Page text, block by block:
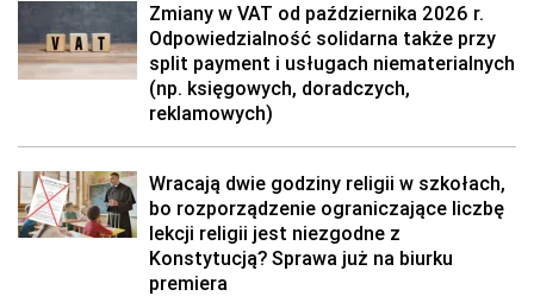
Zmiany w VAT od października 2026 r.
Odpowiedzialność solidarna także przy
split payment i usługach niematerialnych
(np. księgowych, doradczych,
reklamowych)
Wracają dwie godziny religii w szkołach,
bo rozporządzenie ograniczające liczbę
lekcji religii jest niezgodne z
Konstytucją? Sprawa już na biurku
premiera